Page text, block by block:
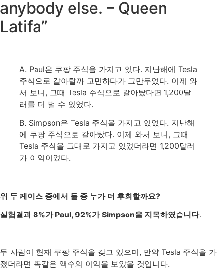
anybody else. – Queen
Latifa”
A. Paul은 쿠팡 주식을 가지고 있다. 지난해에 Tesla
주식으로 갈아탈까 고민하다가 그만두었다. 이제 와
서 보니, 그때 Tesla 주식으로 갈아탔다면 1,200달
러를 더 벌 수 있었다.
B. Simpson은 Tesla 주식을 가지고 있었다. 지난해
에 쿠팡 주식으로 갈아탔다. 이제 와서 보니, 그때
Tesla 주식을 그대로 가지고 있었더라면 1,200달러
가 이익이었다.
위 두 케이스 중에서 둘 중 누가 더 후회할까요?
실험결과8%가Paul, 92%가Simpson을 지목하였습니다.
두 사람이 현재 쿠팡 주식을 갖고 있으며, 만약 Tesla 주식을 가
졌더라면 똑같은 액수의 이익을 보았을 것입니다.